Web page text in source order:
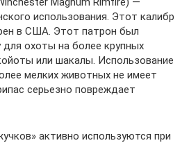
использования. Этот калибр
в США. Этот патрон был
для охоты на более крупных
или шакалы. Использование
мелких животных не имеет
серьезно повреждает
активно используются при